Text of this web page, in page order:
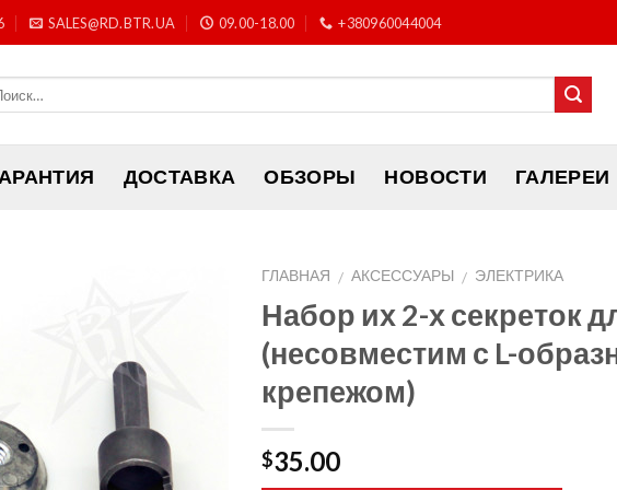
SALES@RD.BTR.UA 09.00-18.00 +380960044004
ДОСТАВКА ОБЗОРЫ НОВОСТИ ГАЛЕРЕИ
ГЛАВНАЯ / АКСЕССУАРЫ / ЭЛЕКТРИКА
Набор их 2-х секреток
(несовместим с L-
крепежом)
$35.00